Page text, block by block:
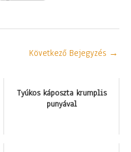
Következő Bejegyzés →
Tyúkos káposzta krumplis
punyával